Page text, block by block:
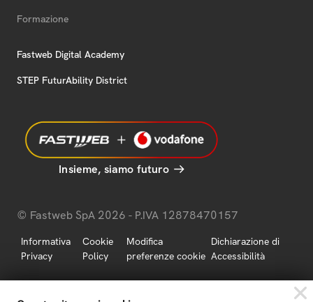
Formazione
Fastweb Digital Academy
STEP FuturAbility District
Insieme, siamo futuro
© Fastweb SpA 2026 - P.IVA 12878470157
Informativa
Privacy
Cookie
Policy
Modifica
preferenze cookie
Dichiarazione di
Accessibilità